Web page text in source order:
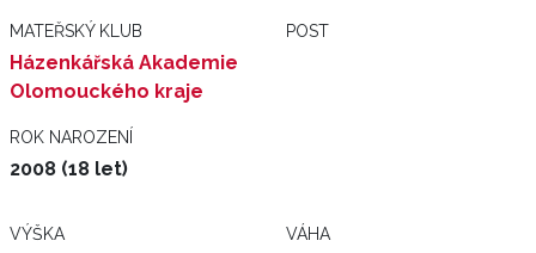
MATEŘSKÝ KLUB
Házenkářská Akademie
Olomouckého kraje
POST
ROK NAROZENÍ
2008 (18 let)
VÝŠKA VÁHA